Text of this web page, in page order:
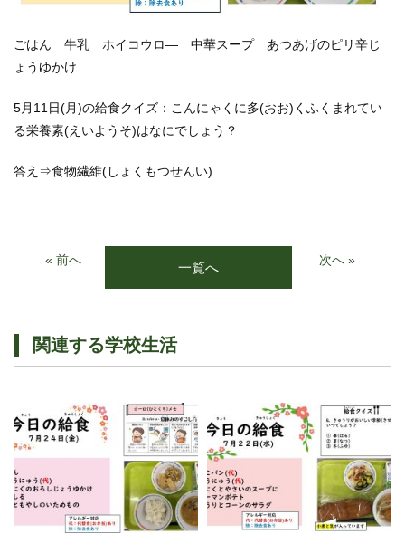
ごはん 牛乳 ホイコウロ― 中華スープ あつあげのピリ辛じ
ょうゆかけ
5月11日(月)の給食クイズ：こんにゃくに多(おお)くふくまれてい
る栄養素(えいようそ)はなにでしょう？
答え⇒食物繊維(しょくもつせんい)
« 前へ 一覧へ 次へ »
関連する学校生活